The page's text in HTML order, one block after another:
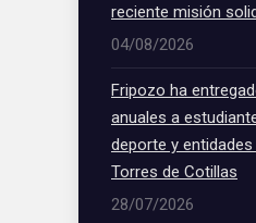
reciente misión
04/08/2026
Fripozo ha
anuales a
deporte y
Torres de Cotillas
28/07/2026